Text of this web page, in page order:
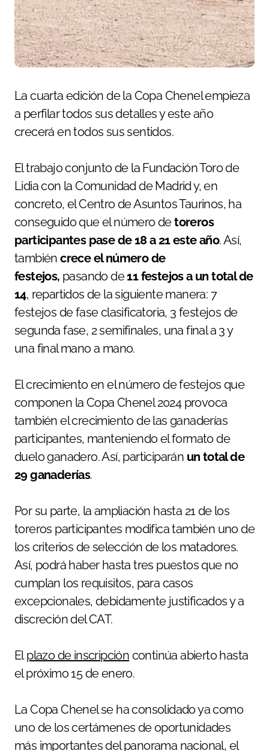
La cuarta edición de la Copa Chenel empieza
a perfilar todos sus detalles y este año
crecerá en todos sus sentidos.
El trabajo conjunto de la Fundación Toro de
Lidia con la Comunidad de Madrid y, en
concreto, el Centro de Asuntos Taurinos, ha
conseguido que el número detoreros
participantes pase de 18 a 21 este año. Así,
tambiéncrece el número de
festejos, pasando de11 festejos a un total de
14, repartidos de la siguiente manera: 7
festejos de fase clasificatoria, 3 festejos de
segunda fase, 2 semifinales, una final a 3 y
una final mano a mano.
El crecimiento en el número de festejos que
componen la Copa Chenel 2024 provoca
también el crecimiento de las ganaderías
participantes, manteniendo el formato de
duelo ganadero. Así, participarán un total de
29 ganaderías.
Por su parte, la ampliación hasta 21 de los
toreros participantes modifica también uno de
los criterios de selección de los matadores.
Así, podrá haber hasta tres puestos que no
cumplan los requisitos, para casos
excepcionales, debidamente justificados y a
discreción del CAT.
Elplazo de inscripción continúa abierto hasta
el próximo 15 de enero.
La Copa Chenel se ha consolidado ya como
uno de los certámenes de oportunidades
más importantes del panorama nacional, el